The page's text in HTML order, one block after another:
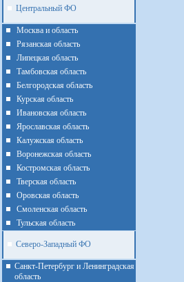
Центральный ФО
Москва и область
Рязанская область
Липецкая область
Тамбовская область
Белгородская область
Курская область
Ивановская область
Ярославская область
Калужская область
Воронежская область
Костромская область
Тверская область
Оровская область
Смоленская область
Тульская область
Северо-Западный ФО
Санкт-Петербург и Ленинградская
область